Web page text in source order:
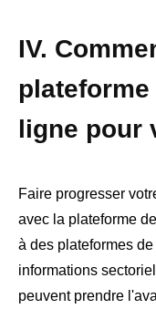
IV.
ligne pour
Faire progresser
avec la plateforme
à des plateformes
informations
peuvent prendre